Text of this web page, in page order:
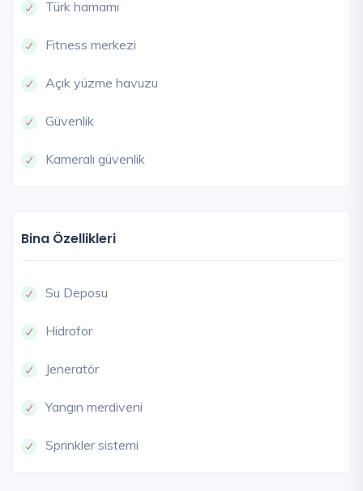
Türk hamamı
Fitness merkezi
Açık yüzme havuzu
Güvenlik
Kameralı güvenlik
Bina Özellikleri
Su Deposu
Hidrofor
Jeneratör
Yangın merdiveni
Sprinkler sistemi